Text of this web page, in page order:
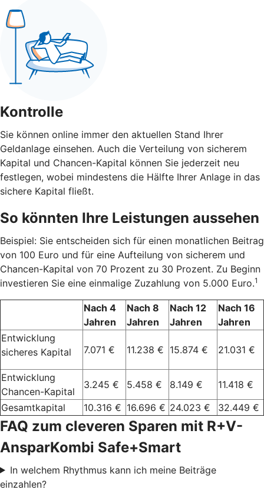
Kontrolle
Sie können online immer den aktuellen Stand Ihrer
Geldanlage einsehen. Auch die Verteilung von sicherem
Kapital und Chancen-Kapital können Sie jederzeit neu
festlegen, wobei mindestens die Hälfte Ihrer Anlage in das
sichere Kapital fließt.
So könnten Ihre Leistungen aussehen
Beispiel: Sie entscheiden sich für einen monatlichen Beitrag
von 100 Euro und für eine Aufteilung von sicherem und
Chancen-Kapital von 70 Prozent zu 30 Prozent. Zu Beginn
investieren Sie eine einmalige Zuzahlung von 5.000 Euro.1
Nach 4
Jahren
Nach 8
Jahren
Nach 12
Jahren
Nach 16
Jahren
Entwicklung
sicheres Kapital
7.071 € 11.238 € 15.874 € 21.031 €
Entwicklung
Chancen-Kapital
3.245 € 5.458 € 8.149 €
11.418 €
Gesamtkapital
10.316 € 16.696 € 24.023 € 32.449 €
FAQ zum cleveren Sparen mit R+V-
AnsparKombi Safe+Smart
In welchem Rhythmus kann ich meine Beiträge
einzahlen?